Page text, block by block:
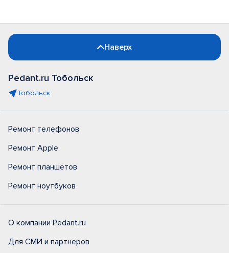
Наверх
Pedant.ru Тобольск
Тобольск
Ремонт телефонов
Ремонт Apple
Ремонт планшетов
Ремонт ноутбуков
О компании Pedant.ru
Для СМИ и партнеров